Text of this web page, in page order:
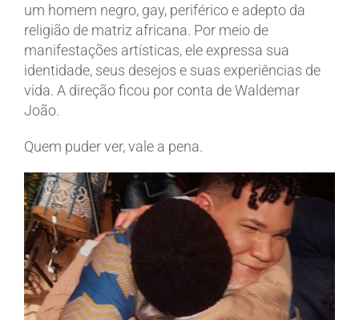
um homem negro, gay, periférico e adepto da
religião de matriz africana. Por meio de
manifestações artísticas, ele expressa sua
identidade, seus desejos e suas experiências de
vida. A direção ficou por conta de Waldemar
João.
Quem puder ver, vale a pena.